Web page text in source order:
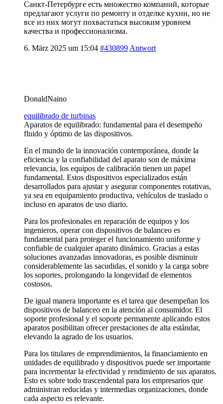
Санкт-Петербурге есть множество компаний, которые
предлагают услуги по ремонту и отделке кухни, но не
все из них могут похвастаться высоким уровнем
качества и профессионализма.
6. März 2025 um 15:04 #430899 Antwort
DonaldNaino
equilibrado de turbinas
Aparatos de equilibrado: fundamental para el desempeño
fluido y óptimo de las dispositivos.
En el mundo de la innovación contemporánea, donde la
eficiencia y la confiabilidad del aparato son de máxima
relevancia, los equipos de calibración tienen un papel
fundamental. Estos dispositivos especializados están
desarrollados para ajustar y asegurar componentes rotativas,
ya sea en equipamiento productiva, vehículos de traslado o
incluso en aparatos de uso diario.
Para los profesionales en reparación de equipos y los
ingenieros, operar con dispositivos de balanceo es
fundamental para proteger el funcionamiento uniforme y
confiable de cualquier aparato dinámico. Gracias a estas
soluciones avanzadas innovadoras, es posible disminuir
considerablemente las sacudidas, el sonido y la carga sobre
los soportes, prolongando la longevidad de elementos
costosos.
De igual manera importante es el tarea que desempeñan los
dispositivos de balanceo en la atención al consumidor. El
soporte profesional y el soporte permanente aplicando estos
aparatos posibilitan ofrecer prestaciones de alta estándar,
elevando la agrado de los usuarios.
Para los titulares de emprendimientos, la financiamiento en
unidades de equilibrado y dispositivos puede ser importante
para incrementar la efectividad y rendimiento de sus aparatos.
Esto es sobre todo trascendental para los empresarios que
administran reducidas y intermedias organizaciones, donde
cada aspecto es relevante.